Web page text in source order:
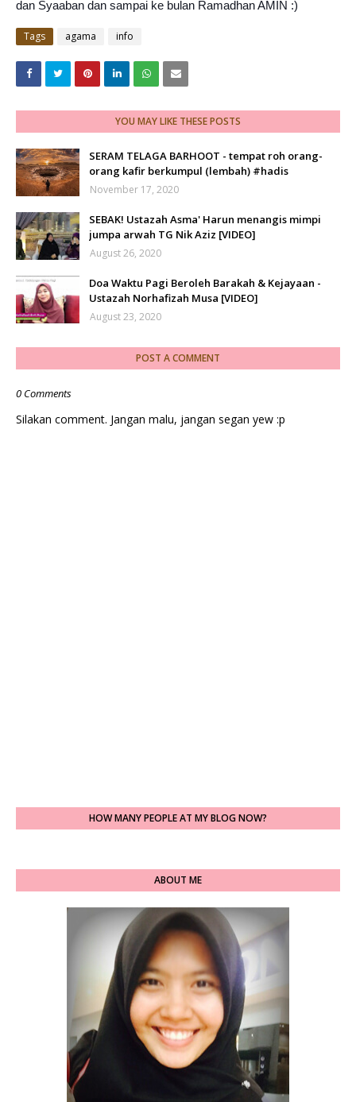
dan Syaaban dan sampai ke bulan Ramadhan AMIN :)
Tags agama info
YOU MAY LIKE THESE POSTS
SERAM TELAGA BARHOOT - tempat roh orang-
orang kafir berkumpul (lembah) #hadis
November 17, 2020
SEBAK! Ustazah Asma' Harun menangis mimpi
jumpa arwah TG Nik Aziz [VIDEO]
August 26, 2020
Doa Waktu Pagi Beroleh Barakah & Kejayaan -
Ustazah Norhafizah Musa [VIDEO]
August 23, 2020
POST A COMMENT
0 Comments
Silakan comment. Jangan malu, jangan segan yew :p
HOW MANY PEOPLE AT MY BLOG NOW?
ABOUT ME